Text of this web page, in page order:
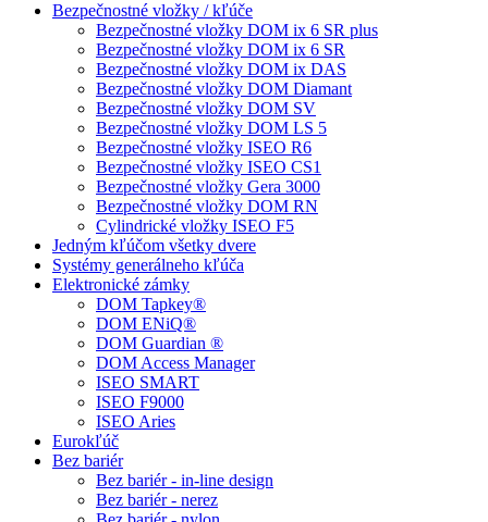
Bezpečnostné vložky / kľúče
Bezpečnostné vložky DOM ix 6 SR plus
Bezpečnostné vložky DOM ix 6 SR
Bezpečnostné vložky DOM ix DAS
Bezpečnostné vložky DOM Diamant
Bezpečnostné vložky DOM SV
Bezpečnostné vložky DOM LS 5
Bezpečnostné vložky ISEO R6
Bezpečnostné vložky ISEO CS1
Bezpečnostné vložky Gera 3000
Bezpečnostné vložky DOM RN
Cylindrické vložky ISEO F5
Jedným kľúčom všetky dvere
Systémy generálneho kľúča
Elektronické zámky
DOM Tapkey®
DOM ENiQ®
DOM Guardian ®
DOM Access Manager
ISEO SMART
ISEO F9000
ISEO Aries
Eurokľúč
Bez bariér
Bez bariér - in-line design
Bez bariér - nerez